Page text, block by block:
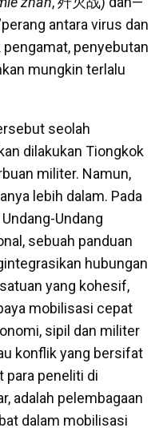
antara virus dan
pengamat, penyebutan
mungkin terlalu
seolah
dilakukan Tiongkok
militer. Namun,
lebih dalam. Pada
Undang
sebuah panduan
hubungan
yang kohesif,
mobilisasi cepat
sipil dan militer
konflik yang bersifat
para peneliti di
adalah pelembagaan
dalam mobilisasi